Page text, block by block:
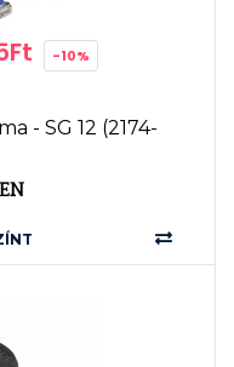
-10%
- SG 12 (2174-